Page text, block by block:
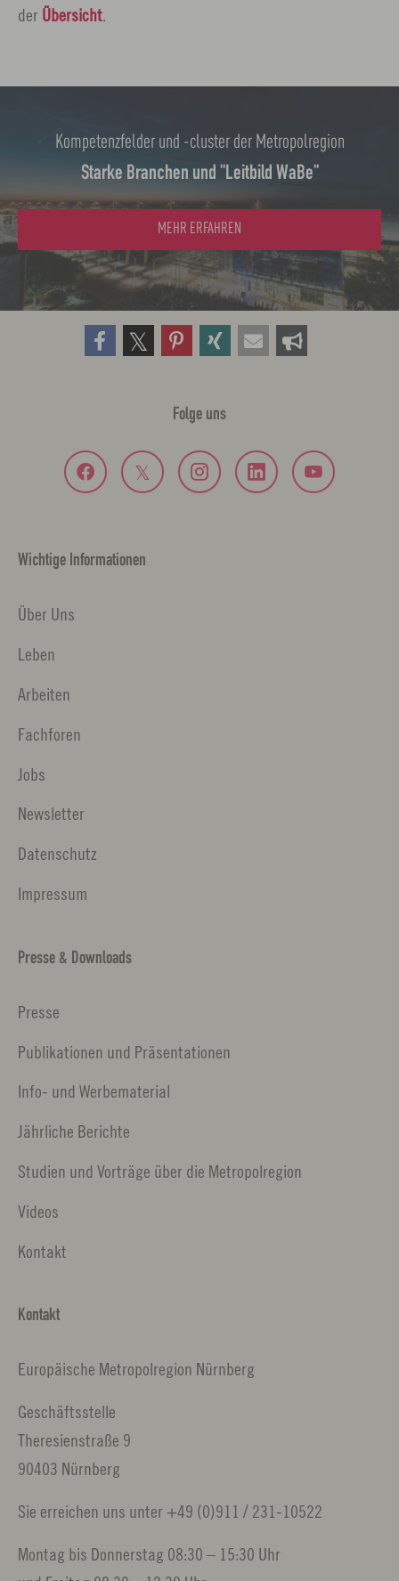
der Übersicht.
Starke Branchen und "Leitbild WaBe"
Kompetenzfelder und -cluster der Metropolregion
MEHR ERFAHREN
Folge uns
Wichtige Informationen
Über Uns
Leben
Arbeiten
Fachforen
Jobs
Newsletter
Datenschutz
Impressum
Presse & Downloads
Presse
Publikationen und Präsentationen
Info- und Werbematerial
Jährliche Berichte
Studien und Vorträge über die Metropolregion
Videos
Kontakt
Kontakt
Europäische Metropolregion Nürnberg
Geschäftsstelle
Theresienstraße 9
90403 Nürnberg
Sie erreichen uns unter +49 (0)911 / 231-10522
Montag bis Donnerstag 08:30 – 15:30 Uhr